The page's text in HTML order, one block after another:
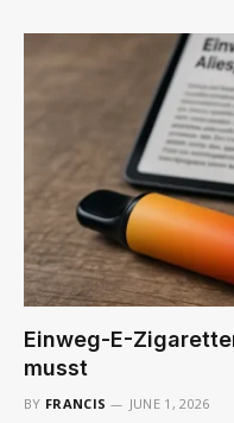
Einweg-E-
musst
BY FRANCIS JUNE 1, 2026